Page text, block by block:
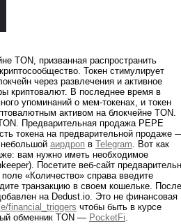
TON, призванная распространить
Токен стимулирует
через развлечения и активное
криптовалют. В последнее время в
упоминаний о мем-токенах, и токен
активом на блокчейне TON.
Предварительная продажа PEPE
токена на предварительной продаже
аирдроп в Telegram. Вот как
вам нужно иметь необходимое
Посетите веб-сайт
«Количество» справа введите
транзакцию в своем кошельке. После
на Dedust.io. Это не финансовая
financial_triggers чтобы быть в курсе
обменник TON — PocketFi.